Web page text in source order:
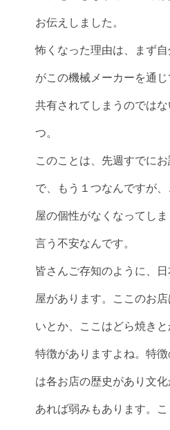
お伝えしました。
怖くなった理由は、まず
がこの機械メーカーを通
共有されてしまうのではな
つ。
このことは、先週すでにお
で、もう１つなんですが
屋の個性がなくなってし
言う不安なんです。
皆さんご存知のように、
屋があります。ここのお
いとか、ここはどら焼き
特徴がありますよね。特
は各お店の歴史があり文
あれば弱みもあります。